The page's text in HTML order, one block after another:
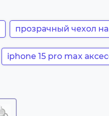
прозрачный чехол
iphone 15 pro max